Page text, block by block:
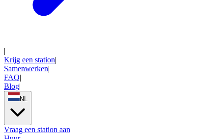
|
Krijg een station|
Samenwerken|
FAQ|
Blog|
NL
Vraag een station aan